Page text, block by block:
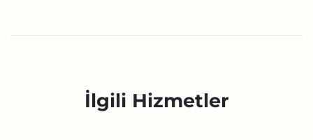
İlgili Hizmetler